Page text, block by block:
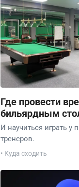
Где провести
бильярдным
И научиться играть у
тренеров.
• Куда сходить